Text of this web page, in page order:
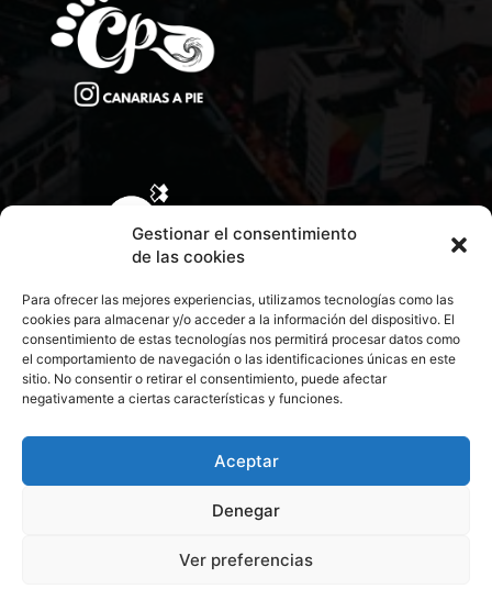
Gestionar el consentimiento
de las cookies
Para ofrecer las mejores experiencias, utilizamos tecnologías como las
cookies para almacenar y/o acceder a la información del dispositivo. El
consentimiento de estas tecnologías nos permitirá procesar datos como
el comportamiento de navegación o las identificaciones únicas en este
sitio. No consentir o retirar el consentimiento, puede afectar
negativamente a ciertas características y funciones.
Aceptar
Denegar
Ver preferencias
CONTACTA CON NOSOTROS